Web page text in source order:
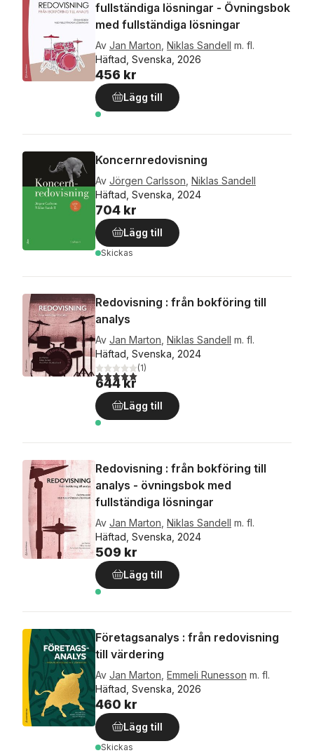
fullständiga lösningar - Övningsbok
med fullständiga lösningar
Av Jan Marton Niklas Sandell m. fl.
Häftad, Svenska, 2026
456 kr
Lägg till
Koncernredovisning
Av Jörgen Carlsson Niklas Sandell
Häftad, Svenska, 2024
704 kr
Lägg till
Skickas
Redovisning : från bokföring till
analys
Av Jan Marton Niklas Sandell m. fl.
Häftad, Svenska, 2024
5,0utav 5 stjärnor. Totalt antal röster:
(1)
644 kr
Lägg till
Redovisning : från bokföring till
analys - övningsbok med
fullständiga lösningar
Av Jan Marton Niklas Sandell m. fl.
Häftad, Svenska, 2024
509 kr
Lägg till
Företagsanalys : från redovisning
till värdering
Av Jan Marton Emmeli Runesson m. fl.
Häftad, Svenska, 2026
460 kr
Lägg till
Skickas